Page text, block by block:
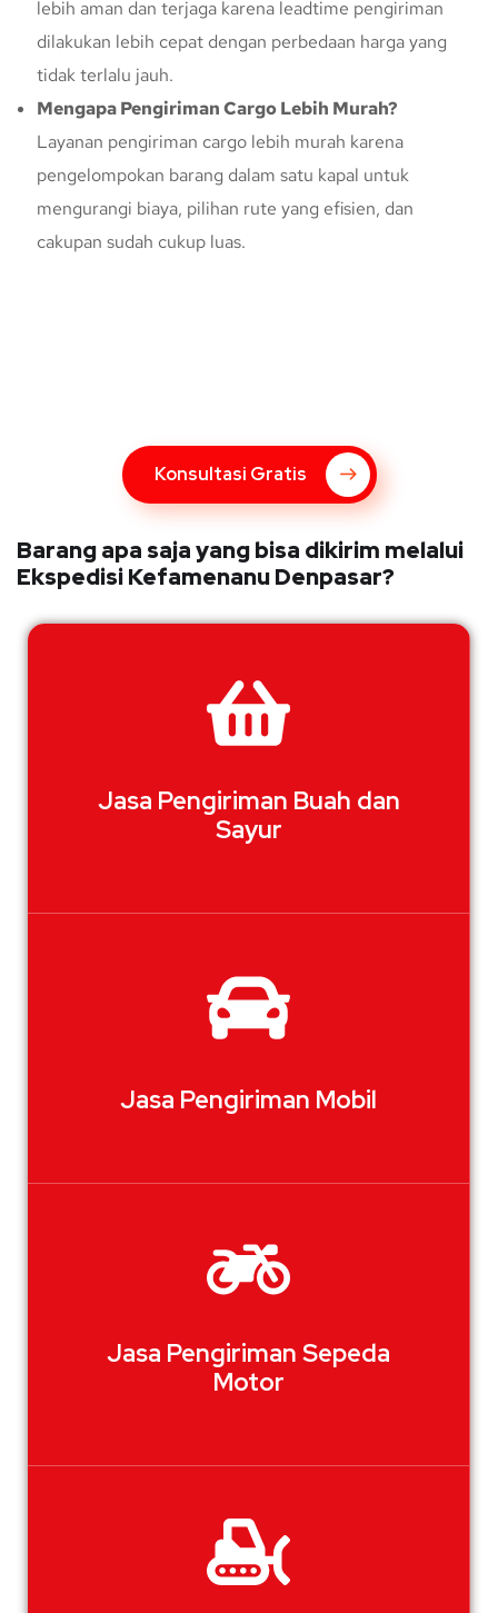
lebih aman dan terjaga karena leadtime pengiriman
dilakukan lebih cepat dengan perbedaan harga yang
tidak terlalu jauh.
Mengapa Pengiriman Cargo Lebih Murah?
Layanan pengiriman cargo lebih murah karena
pengelompokan barang dalam satu kapal untuk
mengurangi biaya, pilihan rute yang efisien, dan
cakupan sudah cukup luas.
Konsultasi Gratis
Barang apa saja yang bisa dikirim melalui
Ekspedisi Kefamenanu Denpasar?
Jasa Pengiriman Buah dan
Sayur
Jasa Pengiriman Mobil
Jasa Pengiriman Sepeda
Motor